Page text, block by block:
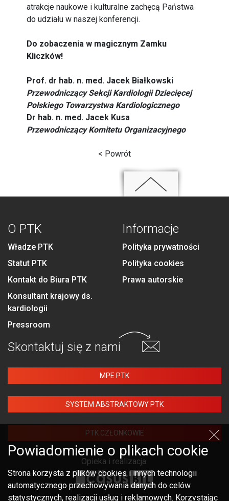
atrakcje naukowe i kulturalne zachęcą Państwa
do udziału w naszej konferencji.
Do zobaczenia w magicznym Zamku
Kliczków!
Prof. dr hab. n. med. Jacek Białkowski
Przewodniczący Sekcji Kardiologii Dziecięcej
Polskiego Towarzystwa Kardiologicznego
Dr hab. n. med. Jacek Kusa
Przewodniczący Komitetu Organizacyjnego
< Powrót
O PTK
Władze PTK
Statut PTK
Kontakt do Biura PTK
Konsultant krajowy ds.
kardiologii
Pressroom
Informacje
Polityka prywatności
Polityka cookies
Prawa autorskie
Skontaktuj się z nami
MPE PTK
SYSTEM ABSTRAKTOWY PTK
PTK CZŁONKOWIE
Opieka i realizacja:
Powiadomienie o plikach cookie
Strona korzysta z plików cookies i innych technologii
automatycznego przechowywania danych do celów
statystycznych, realizacji usług i reklamowych. Korzystając